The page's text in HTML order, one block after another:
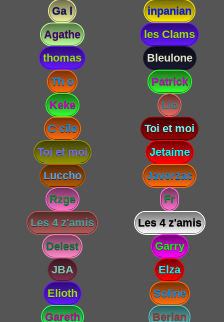
Ga l
inpanian
Agathe
les Clams
thomas
Bleulone
Th o
Patrick
Keke
Lio
C cile
Toi et moi
Toi et moi
Jetaime
Luccho
Javerzac
Rzge
Fr
Les 4 z'amis
Les 4 z'amis
Delest
Garry
JBA
Elza
Elioth
Soline
Gareth
Berian